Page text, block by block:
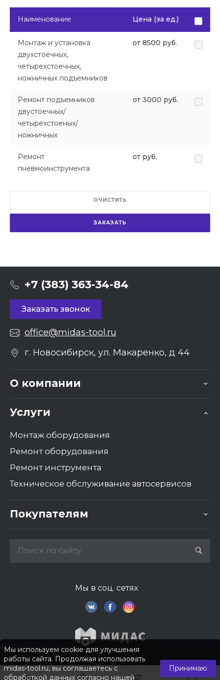
Наименование Цена (за ед.)
Монтаж и установка
двухстоечных,
четырехстоечных,
ножничных подъемников
от 8500 руб.
Ремонт подъемников
двустоечных/
четырехстоеных/
ножничных
от 3000 руб.
Ремонт
пневмоинструмента
от руб.
ОЧИСТИТЬ
ЗАКАЗАТЬ
+7 (383) 363-34-84
Заказать звонок
office@midas-tool.ru
г. Новосибирск, ул. Макаренко, д 44
О компании
Услуги
Монтаж оборудования
Ремонт оборудования
Ремонт инструмента
Техническое обслуживание автосервисов
Покупателям
Мы в соц. сетях
Мы используем cookie для улучшения
работы сайта. Продолжая использовать
midas-tool.ru, вы соглашаетесь с
обработкой данных согласно нашей
Принимаю